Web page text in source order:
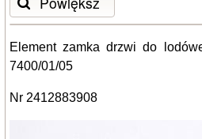
Element zamka drzwi do
7400/01/05
Nr 2412883908